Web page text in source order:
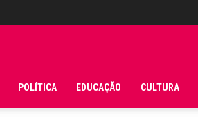
POLÍTICA EDUCAÇÃO CULTURA